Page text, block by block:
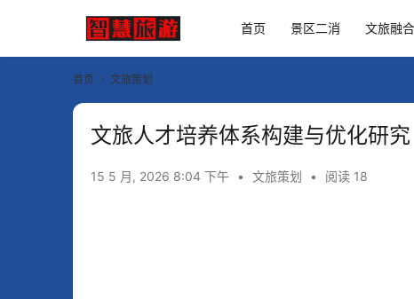
首页 景区二消 文旅融合
首页 文旅策划
文旅人才培养体系构建与优化研究
15 5 月, 2026 8:04 下午 • 文旅策划 • 阅读 18